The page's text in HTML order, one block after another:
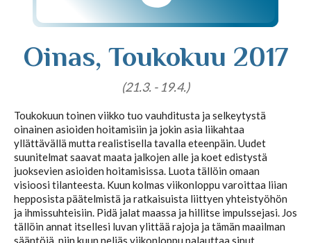
Horoskooppimerkit
Viikkohoroskooppi
Kuukausihoroskooppi
Vuosihoroskooppi
Oinas, Toukokuu 2017
(21.3. - 19.4.)
Toukokuun toinen viikko tuo vauhditusta ja selkeytystä
oinainen asioiden hoitamisiin ja jokin asia liikahtaa
yllättävällä mutta realistisella tavalla eteenpäin. Uudet
suunitelmat saavat maata jalkojen alle ja koet edistystä
juoksevien asioiden hoitamisissa. Luota tällöin omaan
visioosi tilanteesta. Kuun kolmas viikonloppu varoittaa liian
hepposista päätelmistä ja ratkaisuista liittyen yhteistyöhön
ja ihmissuhteisiin. Pidä jalat maassa ja hillitse impulssejasi. Jos
tällöin annat itsellesi luvan ylittää rajoja ja tämän maailman
sääntöjä, niin kuun neljäs viikonloppu palauttaa sinut